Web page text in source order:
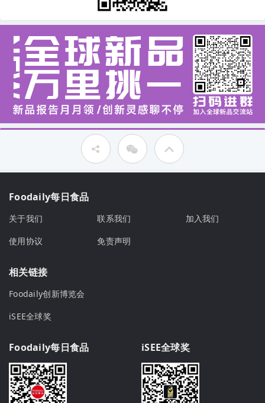
Foodaily每日食品
关于我们 联系我们
加入我们
使用协议
免责声明
相关链接
Foodaily创新博览会
iSEE全球奖
Foodaily每日食品 iSEE全球奖